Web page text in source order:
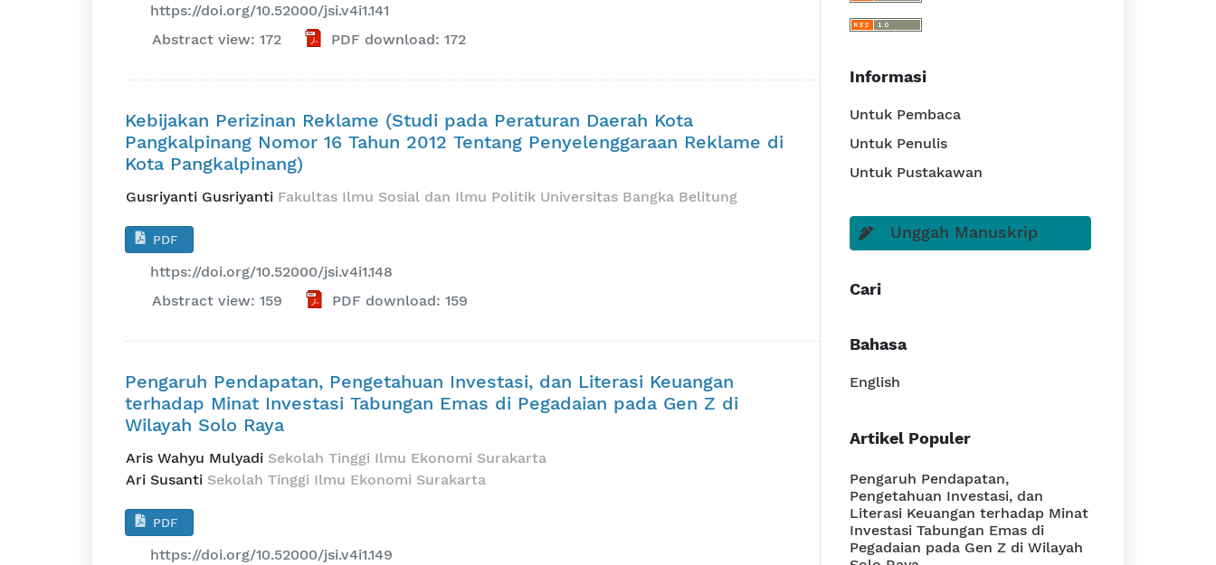
https://doi.org/10.52000/jsi.v4i1.141
Abstract view: 172
PDF download: 172
Kebijakan Perizinan Reklame (Studi pada Peraturan Daerah Kota
Pangkalpinang Nomor 16 Tahun 2012 Tentang Penyelenggaraan Reklame di
Kota Pangkalpinang)
Gusriyanti Gusriyanti Fakultas Ilmu Sosial dan Ilmu Politik Universitas Bangka Belitung
PDF
https://doi.org/10.52000/jsi.v4i1.148
Abstract view: 159
PDF download: 159
Pengaruh Pendapatan, Pengetahuan Investasi, dan Literasi Keuangan
terhadap Minat Investasi Tabungan Emas di Pegadaian pada Gen Z di
Wilayah Solo Raya
Aris Wahyu Mulyadi Sekolah Tinggi Ilmu Ekonomi Surakarta
Ari Susanti Sekolah Tinggi Ilmu Ekonomi Surakarta
PDF
https://doi.org/10.52000/jsi.v4i1.149
Informasi
Untuk Pembaca
Untuk Penulis
Untuk Pustakawan
Unggah Manuskrip
Cari
Bahasa
English
Artikel Populer
Pengaruh Pendapatan,
Pengetahuan Investasi, dan
Literasi Keuangan terhadap Minat
Investasi Tabungan Emas di
Pegadaian pada Gen Z di Wilayah